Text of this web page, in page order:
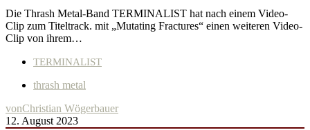
Die Thrash Metal-Band TERMINALIST hat nach einem Video-
Clip zum Titeltrack. mit „Mutating Fractures“ einen weiteren Video-
Clip von ihrem…
TERMINALIST
thrash metal
vonChristian Wögerbauer
12. August 2023